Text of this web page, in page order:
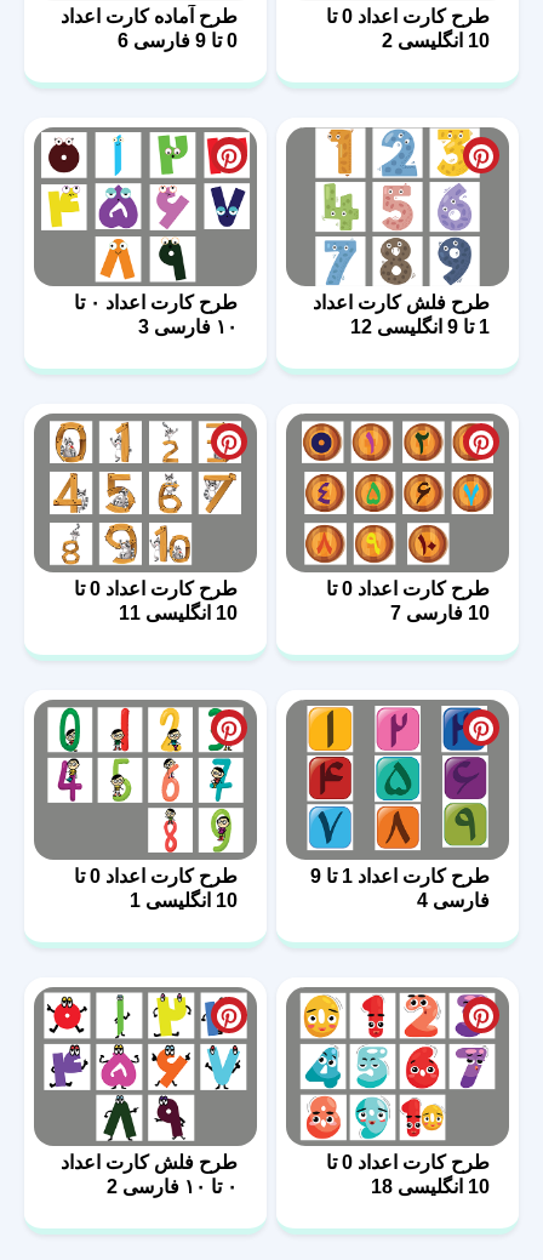
طرح کارت اعداد 0 تا
10 انگلیسی 2
طرح آماده کارت اعداد
0 تا 9 فارسی 6
طرح فلش کارت اعداد
1 تا 9 انگلیسی 12
طرح کارت اعداد ۰ تا
۱۰ فارسی 3
طرح کارت اعداد 0 تا
10 فارسی 7
طرح کارت اعداد 0 تا
10 انگلیسی 11
طرح کارت اعداد 1 تا 9
فارسی 4
طرح کارت اعداد 0 تا
10 انگلیسی 1
طرح کارت اعداد 0 تا
10 انگلیسی 18
طرح فلش کارت اعداد
۰ تا ۱۰ فارسی 2